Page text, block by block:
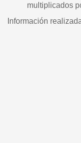
multiplicados
Información